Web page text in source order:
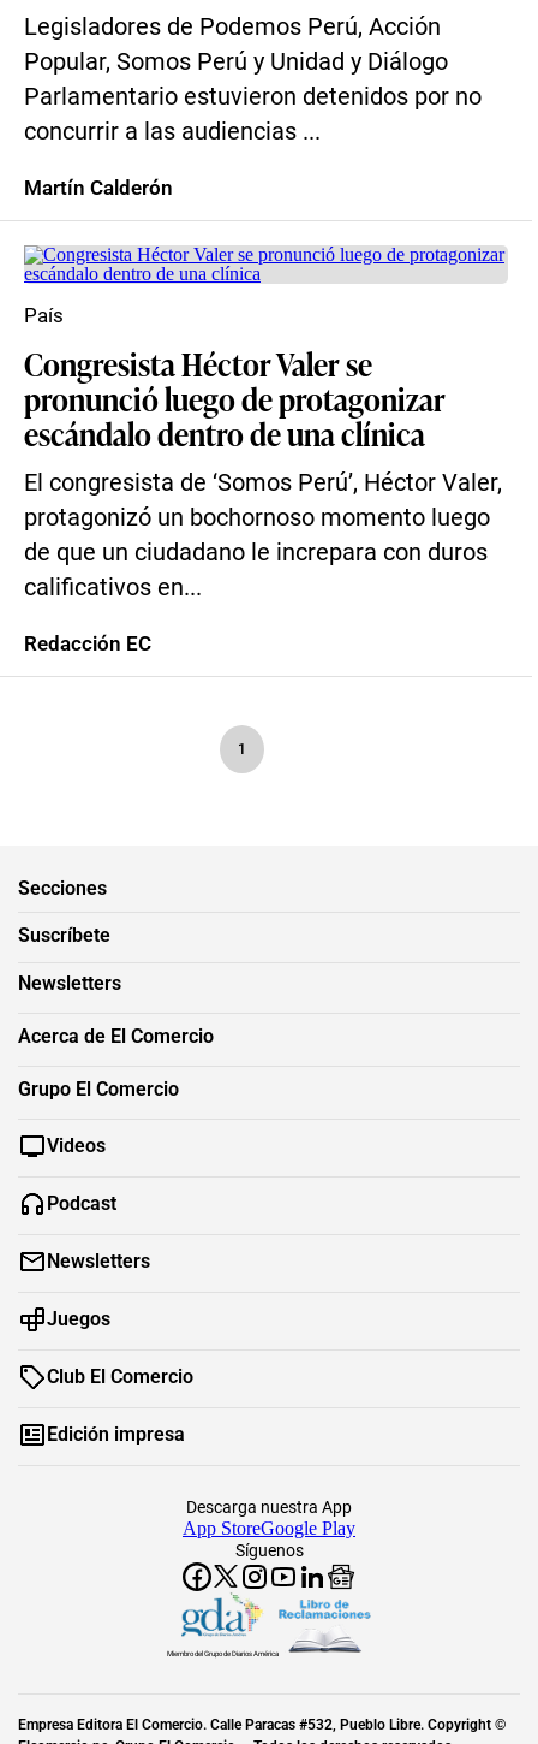
Legisladores de Podemos Perú, Acción
Popular, Somos Perú y Unidad y Diálogo
Parlamentario estuvieron detenidos por no
concurrir a las audiencias ...
Martín Calderón
Congresista Héctor Valer se
pronunció luego de protagonizar
escándalo dentro de una clínica
El congresista de ‘Somos Perú’, Héctor Valer,
protagonizó un bochornoso momento luego
de que un ciudadano le increpara con duros
calificativos en...
País
Redacción EC
1
Secciones
Suscríbete
Newsletters
Acerca de El Comercio
Grupo El Comercio
Videos
Podcast
Newsletters
Juegos
Club El Comercio
Edición impresa
Síguenos
Descarga nuestra App
App StoreGoogle Play
Miembro del Grupo de Diarios América
Empresa Editora El Comercio. Calle Paracas #532, Pueblo Libre. Copyright ©